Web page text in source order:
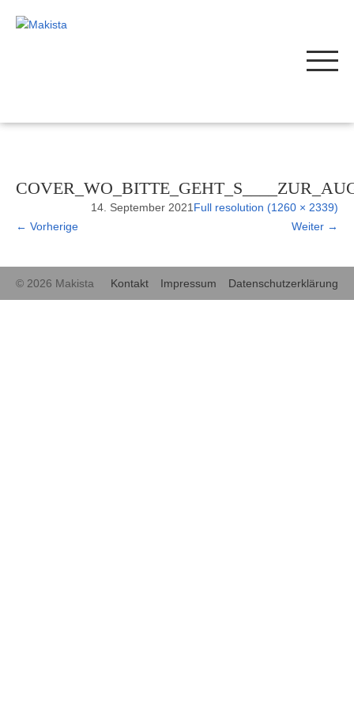
14. September 2021 Full resolution (1260 × 2339)
← Vorherige Weiter →
© 2026 Makista Kontakt Impressum Datenschutzerklärung